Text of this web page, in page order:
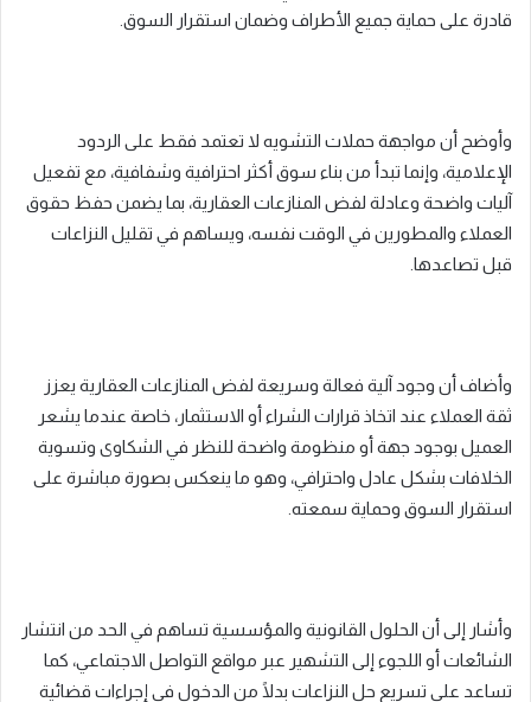
قادرة على حماية جميع الأطراف وضمان استقرار السوق.
وأوضح أن مواجهة حملات التشويه لا تعتمد فقط على الردود
الإعلامية، وإنما تبدأ من بناء سوق أكثر احترافية وشفافية، مع تفعيل
آليات واضحة وعادلة لفض المنازعات العقارية، بما يضمن حفظ حقوق
العملاء والمطورين في الوقت نفسه، ويساهم في تقليل النزاعات
قبل تصاعدها.
وأضاف أن وجود آلية فعالة وسريعة لفض المنازعات العقارية يعزز
ثقة العملاء عند اتخاذ قرارات الشراء أو الاستثمار، خاصة عندما يشعر
العميل بوجود جهة أو منظومة واضحة للنظر في الشكاوى وتسوية
الخلافات بشكل عادل واحترافي، وهو ما ينعكس بصورة مباشرة على
استقرار السوق وحماية سمعته.
وأشار إلى أن الحلول القانونية والمؤسسية تساهم في الحد من انتشار
الشائعات أو اللجوء إلى التشهير عبر مواقع التواصل الاجتماعي، كما
تساعد على تسريع حل النزاعات بدلًا من الدخول في إجراءات قضائية